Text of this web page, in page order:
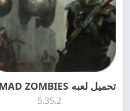
5.35.2